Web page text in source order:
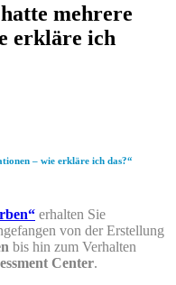
mehrere
erkläre ich
– wie erkläre ich das?“
erhalten Sie
von der Erstellung
bis hin zum Verhalten
Center.